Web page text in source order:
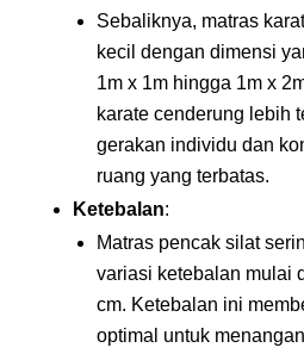
Sebaliknya, matras
kecil dengan dimensi
1m x 1m hingga 1m x
karate cenderung lebih
gerakan individu dan
ruang yang terbatas.
Ketebalan:
Matras pencak silat
variasi ketebalan mulai
cm. Ketebalan ini
optimal untuk